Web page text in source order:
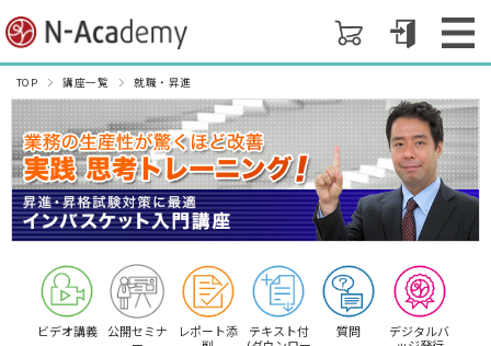
TOP 講座一覧 就職・昇進
ビデオ講義
公開セミナ
レポート添
テキスト付
質問
デジタルバ